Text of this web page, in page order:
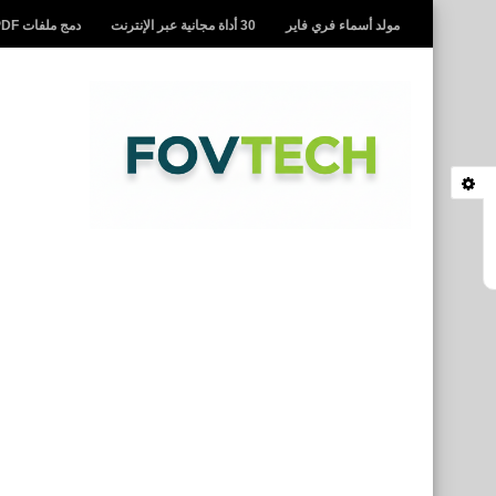
مولد أسماء فري فاير 30 أداة مجانية عبر الإنترنت دمج ملفات PDF